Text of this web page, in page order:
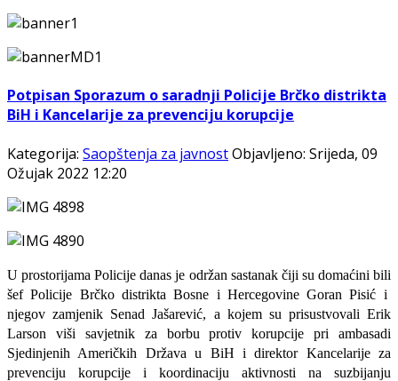
Potpisan Sporazum o saradnji Policije Brčko distrikta
BiH i Kancelarije za prevenciju korupcije
Kategorija: Saopštenja za javnostObjavljeno: Srijeda, 09
Ožujak 2022 12:20
U prostorijama Policije danas je održan sastanak čiji su domaćini bili
šef Policije Brčko distriktaBosne i HercegovineGoran Pisić i
njegov zamjenik Senad Jašarević, a kojem su prisustvovali Erik
Larson
viši savjetnik za borbu protiv korupcije pri ambasadi
Sjedinjenih Američkih Država u BiH i direktor Kancelarije za
prevenciju korupcije i koordinaciju aktivnosti na suzbijanju